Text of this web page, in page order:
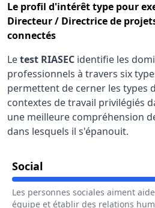
Le profil d'intérêt type pour
Directeur / Directrice de
connectés
Letest RIASEC identifie les
professionnels à travers six
permettent de cerner les types
contextes de travail privilégiés
une meilleure compréhension
dans lesquels il s'épanouit.
SocialPour Le Métier De
Les personnes sociales aiment
équipe et établir des relations